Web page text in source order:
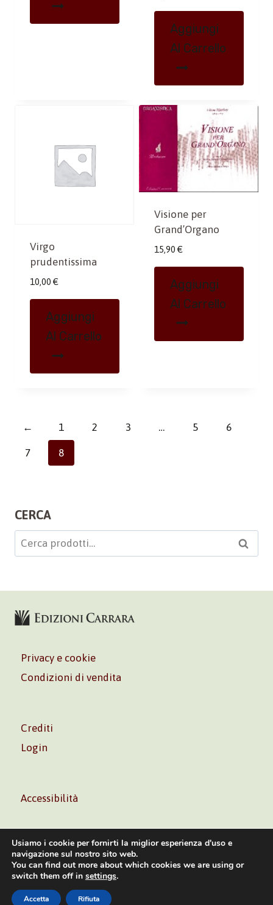
Aggiungi
Al Carrello
Virgo
prudentissima
10,00 €
Aggiungi
Al Carrello
Visione per
Grand’Organo
15,90 €
Aggiungi
Al Carrello
← 1 2 3 … 5 6
7 8
CERCA
Cerca: Cerca
Privacy e cookie
Condizioni di vendita
Crediti
Login
Accessibilità
Volontè & Co. Srl – P.I. 06181480960 –info@volonte-
Usiamo i cookie per fornirti la miglior esperienza d'uso e
navigazione sul nostro sito web.
You can find out more about which cookies we are using or
switch them off in settings.
Accetta Rifiuta